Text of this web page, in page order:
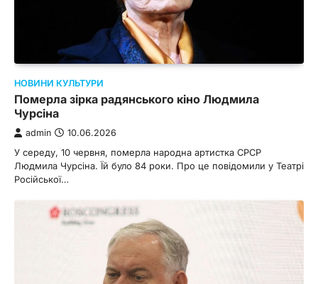
НОВИНИ КУЛЬТУРИ
Померла зірка радянського кіно Людмила
Чурсіна
admin 10.06.2026
У середу, 10 червня, померла народна артистка СРСР
Людмила Чурсіна. Їй було 84 роки. Про це повідомили у Театрі
Російської…